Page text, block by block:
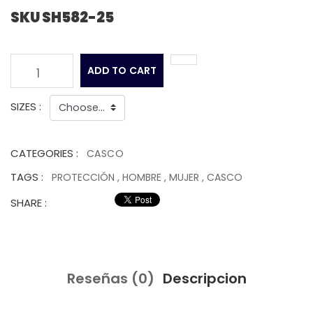
SKU SH582-25
1 ADD TO CART
SIZES :
CATEGORIES : CASCO
TAGS : PROTECCIÓN , HOMBRE , MUJER , CASCO
SHARE :
Reseñas (0) Descripcion